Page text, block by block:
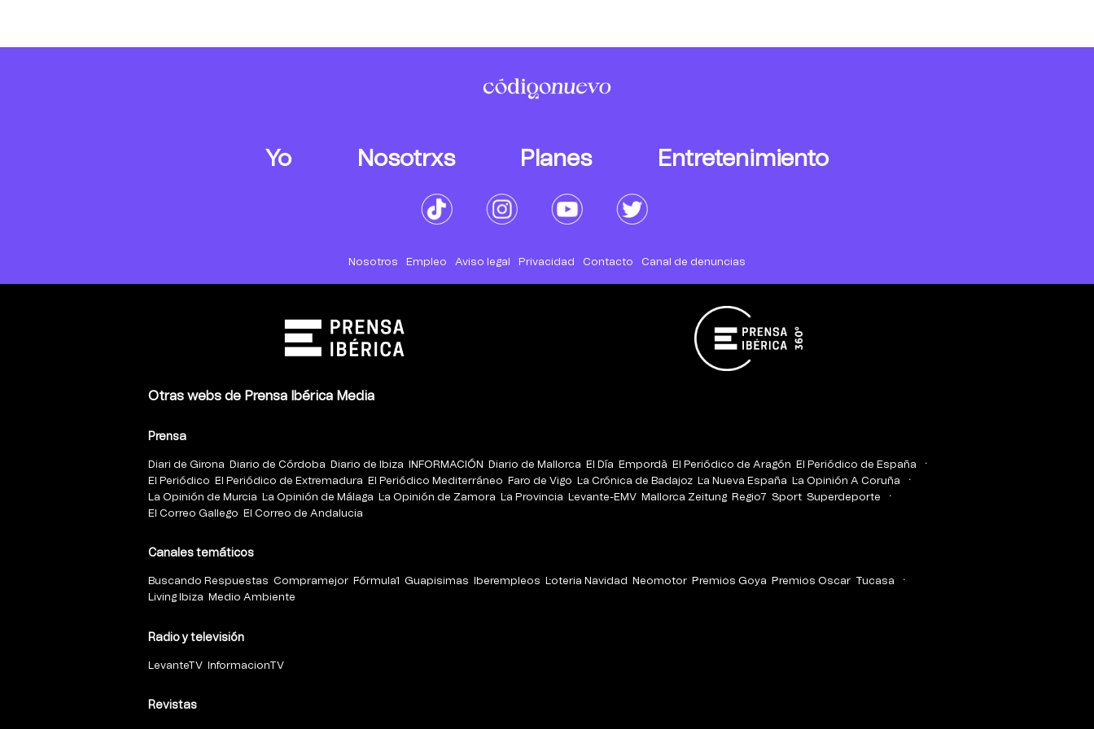
Yo Nosotrxs Planes Entretenimiento
Nosotros Empleo Aviso legal Privacidad Contacto Canal de denuncias
Otras webs de Prensa Ibérica Media
Prensa
Diari de Girona Diario de Córdoba Diario de Ibiza INFORMACIÓN Diario de Mallorca El Día Empordà El Periódico de Aragón
El Periódico de España
El Periódico
El Periódico de Extremadura El Periódico Mediterráneo Faro de Vigo La Crónica de Badajoz La Nueva España
La Opinión A Coruña
La Opinión de Murcia
La Opinión de Málaga La Opinión de Zamora La Provincia Levante-EMV Mallorca Zeitung Regio7 Sport Superdeporte
El Correo Gallego
El Correo de Andalucia
Canales temáticos
Buscando Respuestas Compramejor Fórmula1 Guapisimas Iberempleos Loteria Navidad Neomotor Premios Goya Premios Oscar
Tucasa
Living Ibiza
Medio Ambiente
Radio y televisión
LevanteTV InformacionTV
Revistas